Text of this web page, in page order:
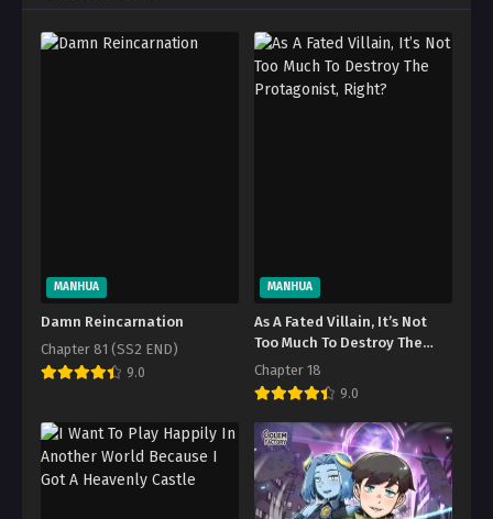
MANHUA
Damn Reincarnation
Chapter 81 (SS2 END)
9.0
MANHUA
As A Fated Villain, It’s Not
Too Much To Destroy The
Protagonist, Right?
Chapter 18
9.0